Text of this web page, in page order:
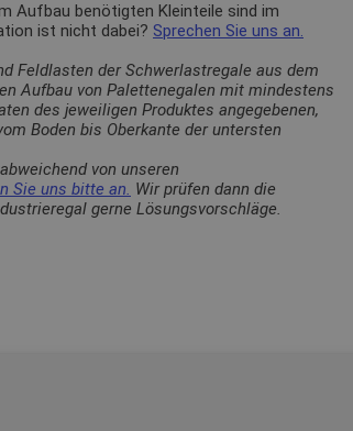
Aufbau benötigten Kleinteile sind im
ist nicht dabei? Sprechen Sie uns an.
Feldlasten der Schwerlastregale aus dem
Aufbau von Palettenegalen mit mindestens
des jeweiligen Produktes angegebenen,
Boden bis Oberkante der untersten
von unseren
Sie uns bitte an. Wir prüfen dann die
gerne Lösungsvorschläge.